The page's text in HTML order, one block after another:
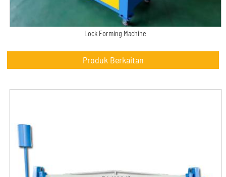
Lock Forming Machine
Produk Berkaitan